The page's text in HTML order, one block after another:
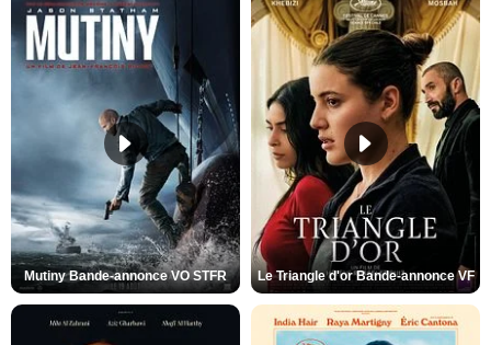
Mutiny Bande-annonce VO STFR Le Triangle d'or Bande-annonce VF